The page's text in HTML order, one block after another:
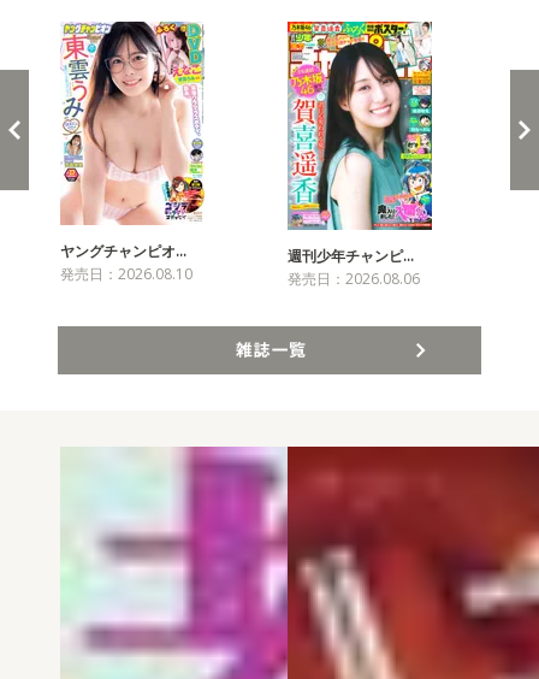
ヤングチャンピオ…
発売日：2026.08.10
週刊少年チャンピ…
発売日：2026.08.06